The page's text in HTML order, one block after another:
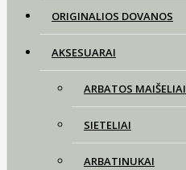
ORIGINALIOS DOVANOS
AKSESUARAI
ARBATOS MAIŠELIAI
SIETELIAI
ARBATINUKAI